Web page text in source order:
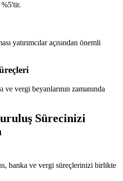
yatırımcılar açısından önemli
ve vergi beyanlarının zamanında
Sürecinizi
banka ve vergi süreçlerinizi birlikte